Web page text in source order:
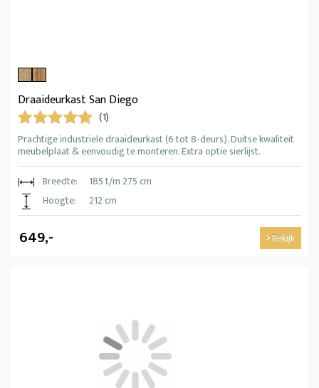
Draaideurkast San Diego
(1)
Prachtige industriele draaideurkast (6 tot 8-deurs). Duitse kwaliteit
meubelplaat & eenvoudig te monteren. Extra optie sierlijst.
Breedte:
185 t/m 275 cm
Hoogte:
212 cm
649,- Bekijk